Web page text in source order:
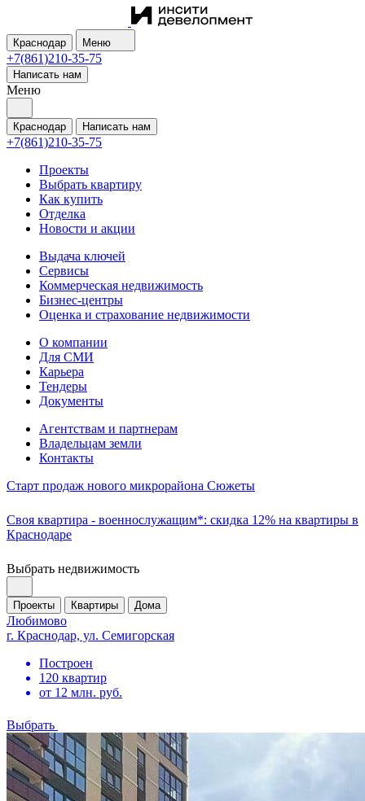
Краснодар Меню
+7(861)210-35-75
Написать нам
Меню
Краснодар Написать нам
+7(861)210-35-75
Проекты
Выбрать квартиру
Как купить
Отделка
Новости и акции
Выдача ключей
Сервисы
Коммерческая недвижимость
Бизнес-центры
Оценка и страхование недвижимости
О компании
Для СМИ
Карьера
Тендеры
Документы
Агентствам и партнерам
Владельцам земли
Контакты
Старт продаж нового микрорайона Сюжеты
Своя квартира - военнослужащим*: скидка 12% на квартиры в
Краснодаре
Выбрать недвижимость
Проекты Квартиры Дома
Любимово
г. Краснодар, ул. Семигорская
Построен
120 квартир
от 12 млн. руб.
Выбрать